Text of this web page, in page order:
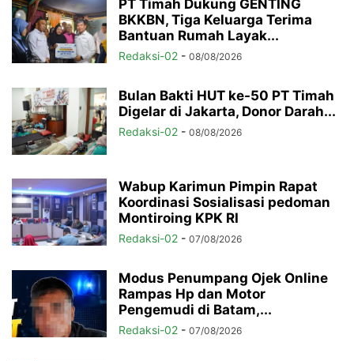
PT Timah Dukung GENTING
BKKBN, Tiga Keluarga Terima
Bantuan Rumah Layak...
Redaksi-02 - 08/08/2026
Bulan Bakti HUT ke-50 PT Timah
Digelar di Jakarta, Donor Darah...
Redaksi-02 - 08/08/2026
Wabup Karimun Pimpin Rapat
Koordinasi Sosialisasi pedoman
Montiroing KPK RI
Redaksi-02 - 07/08/2026
Modus Penumpang Ojek Online
Rampas Hp dan Motor
Pengemudi di Batam,...
Redaksi-02 - 07/08/2026